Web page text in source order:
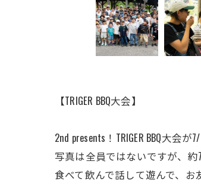
【TRIGER BBQ大会】
2nd presents！TRIGER BBQ大会
写真は全員ではないですが、
食べて飲んで話して遊んで、